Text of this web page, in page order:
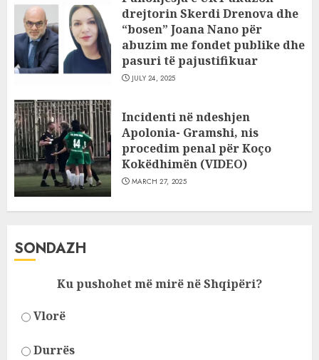
drejtorin Skerdi Drenova dhe
“bosen” Joana Nano për
abuzim me fondet publike dhe
pasuri të pajustifikuar
JULY 24, 2025
Incidenti në ndeshjen
Apolonia- Gramshi, nis
procedim penal për Koço
Kokëdhimën (VIDEO)
MARCH 27, 2025
SONDAZH
Ku pushohet më mirë në Shqipëri?
Vlorë
Durrës